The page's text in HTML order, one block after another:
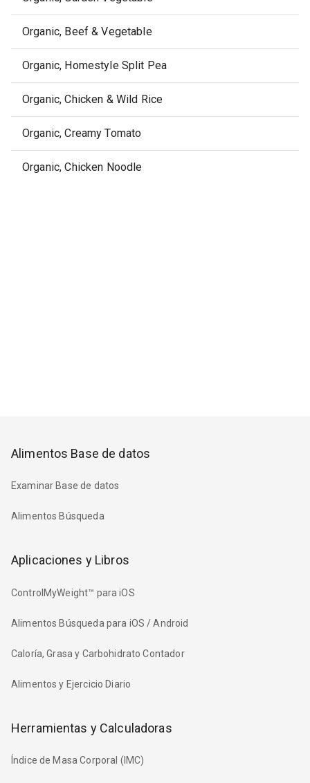
Organic, Beef & Vegetable
Organic, Homestyle Split Pea
Organic, Chicken & Wild Rice
Organic, Creamy Tomato
Organic, Chicken Noodle
Alimentos Base de datos
Examinar Base de datos
Alimentos Búsqueda
Aplicaciones y Libros
ControlMyWeight™ para iOS
Alimentos Búsqueda para iOS / Android
Caloría, Grasa y Carbohidrato Contador
Alimentos y Ejercicio Diario
Herramientas y Calculadoras
Índice de Masa Corporal (IMC)